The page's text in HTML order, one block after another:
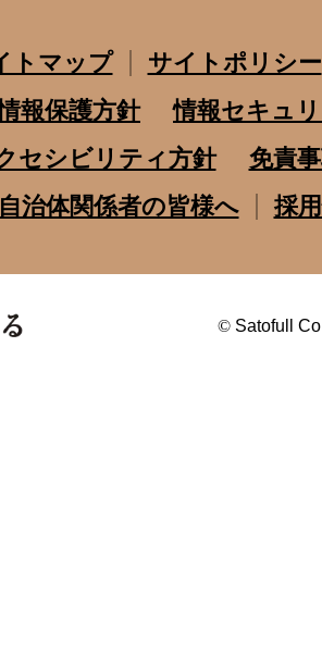
トマップ
サイトポリシー
報保護方針
情報セキュ
セシビリティ方針
免責
自治体関係者の皆様へ
採
© Satofull